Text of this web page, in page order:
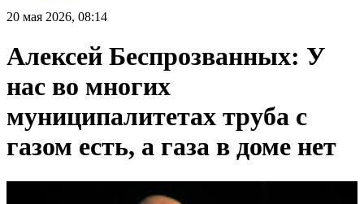
20 мая 2026, 08:14
Алексей Беспрозванных: У
нас во многих
муниципалитетах труба с
газом есть, а газа в доме нет